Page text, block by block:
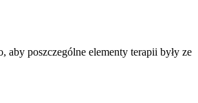
aby poszczególne elementy terapii były ze